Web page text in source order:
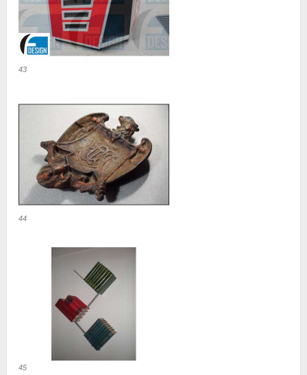
43
44
45